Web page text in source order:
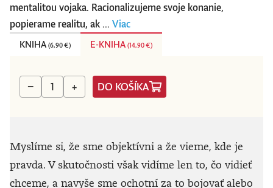
mentalitou vojaka. Racionalizujeme svoje konanie,
popierame realitu, ak ... Viac
KNIHA (6,90 €) E-KNIHA (14,90 €)
− + DO KOŠÍKA
Myslíme si, že sme objektívni a že vieme, kde je
pravda. V skutočnosti však vidíme len to, čo vidieť
chceme, a navyše sme ochotní za to bojovať alebo